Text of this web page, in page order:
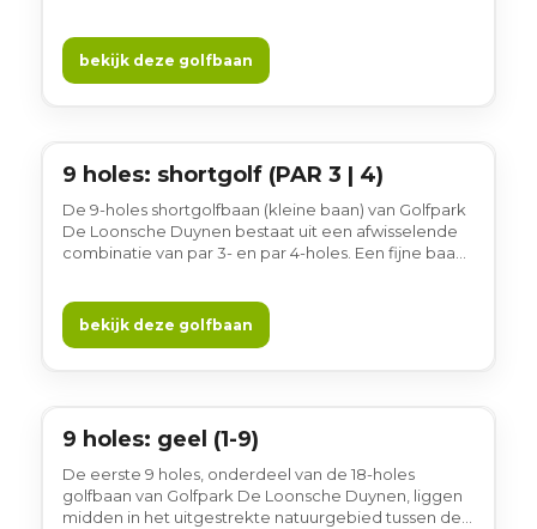
bunkers, bossen en afwisselende (soms langere)
holes zorgen voor variatie en uitdaging, terwijl het
bekijk deze golfbaan
9 holes
9 holes: shortgolf (PAR 3 | 4)
De 9-holes shortgolfbaan (kleine baan) van Golfpark
De Loonsche Duynen bestaat uit een afwisselende
combinatie van par 3- en par 4-holes. Een fijne baan
golfers is dit een prettige baan om aan het korte
spel te werken of even een losse ronde te spelen.
bekijk deze golfbaan
9 holes
9 holes: geel (1-9)
De eerste 9 holes, onderdeel van de 18-holes
golfbaan van Golfpark De Loonsche Duynen, liggen
midden in het uitgestrekte natuurgebied tussen de